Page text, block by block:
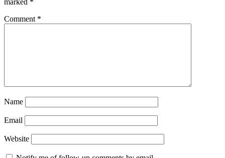
Comment *
Name
Email
Website